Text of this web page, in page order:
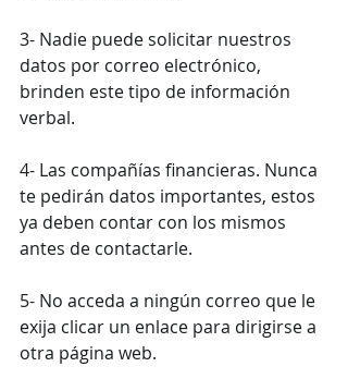
3- Nadie puede solicitar nuestros
datos por correo electrónico,
brinden este tipo de información
verbal.
4- Las compañías financieras. Nunca
te pedirán datos importantes, estos
ya deben contar con los mismos
antes de contactarle.
5- No acceda a ningún correo que le
exija clicar un enlace para dirigirse a
otra página web.